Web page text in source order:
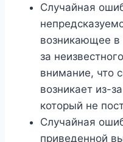
Случайная
возникающее в
за
внимание, что
возникает из-
который не
Случайная
приведенной